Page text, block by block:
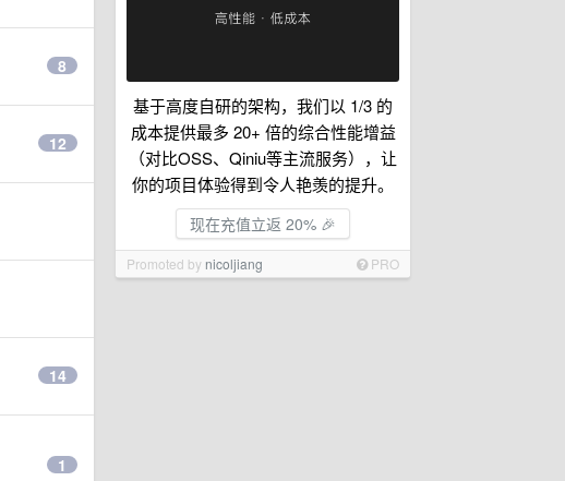
基于高度自研的架构，我们以 1/3 的
成本提供最多 20+ 倍的综合性能增益
（对比OSS、Qiniu等主流服务），让
你的项目体验得到令人艳羡的提升。
现在充值立返 20% 🎉
Promoted by nicoljiang PRO
8
12
14
1